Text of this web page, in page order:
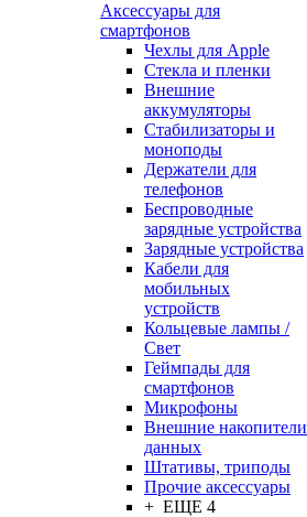
Аксессуары для
смартфонов
Чехлы для Apple
Стекла и пленки
Внешние
аккумуляторы
Стабилизаторы и
моноподы
Держатели для
телефонов
Беспроводные
зарядные устройства
Зарядные устройства
Кабели для
мобильных
устройств
Кольцевые лампы /
Свет
Геймпады для
смартфонов
Микрофоны
Внешние накопители
данных
Штативы, триподы
Прочие аксессуары
+ ЕЩЕ 4